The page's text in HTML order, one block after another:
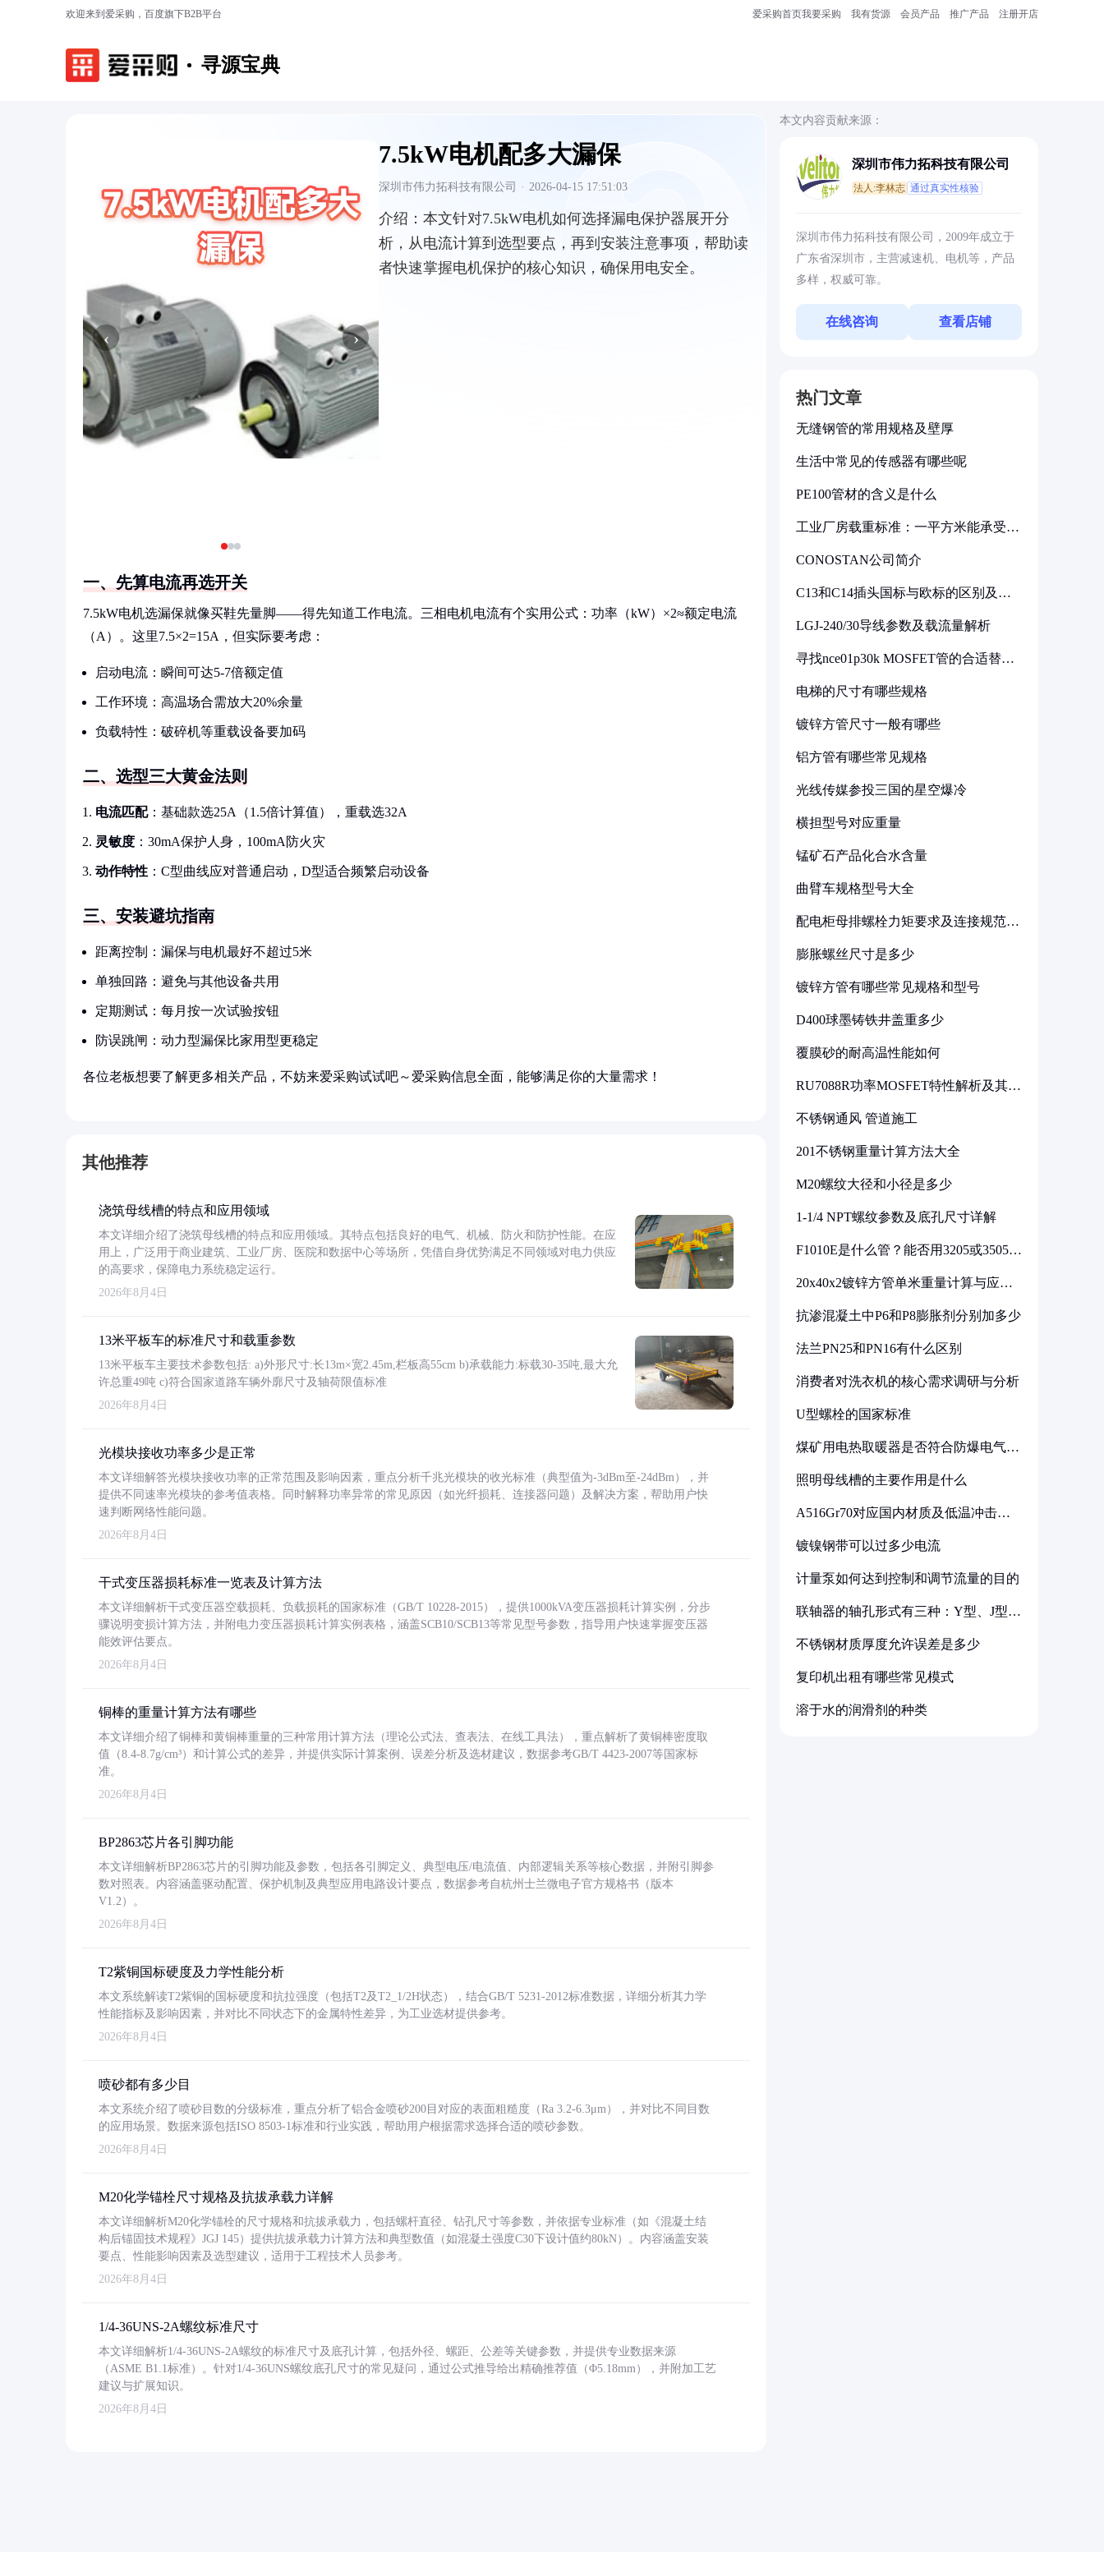
欢迎来到爱采购，百度旗下B2B平台 爱采购首页我要采购 我有货源 会员产品 推广产品 注册开店
寻源宝典
‹ ›
7.5kW电机配多大漏保
深圳市伟力拓科技有限公司 · 2026-04-15 17:51:03
介绍： 本文针对7.5kW电机如何选择漏电保护器展开分
析，从电流计算到选型要点，再到安装注意事项，帮助读
者快速掌握电机保护的核心知识，确保用电安全。
一、先算电流再选开关
7.5kW电机选漏保就像买鞋先量脚——得先知道工作电流。三相电机电流有个实用公式：功率（kW）×2≈额定电流
（A）。这里7.5×2=15A，但实际要考虑：
启动电流：瞬间可达5-7倍额定值
工作环境：高温场合需放大20%余量
负载特性：破碎机等重载设备要加码
二、选型三大黄金法则
电流匹配：基础款选25A（1.5倍计算值），重载选32A
灵敏度 ：30mA保护人身，100mA防火灾
动作特性 ：C型曲线应对普通启动，D型适合频繁启动设备
三、安装避坑指南
距离控制：漏保与电机最好不超过5米
单独回路：避免与其他设备共用
定期测试：每月按一次试验按钮
防误跳闸：动力型漏保比家用型更稳定
各位老板想要了解更多相关产品，不妨来爱采购试试吧～爱采购信息全面，能够满足你的大量需求！
其他推荐
浇筑母线槽的特点和应用领域
本文详细介绍了浇筑母线槽的特点和应用领域。其特点包括良好的电气、机械、防火和防护性能。在应
用上，广泛用于商业建筑、工业厂房、医院和数据中心等场所，凭借自身优势满足不同领域对电力供应
的高要求，保障电力系统稳定运行。
2026年8月4日
13米平板车的标准尺寸和载重参数
13米平板车主要技术参数包括: a)外形尺寸:长13m×宽2.45m,栏板高55cm b)承载能力:标载30-35吨,最大允
许总重49吨 c)符合国家道路车辆外廓尺寸及轴荷限值标准
2026年8月4日
光模块接收功率多少是正常
本文详细解答光模块接收功率的正常范围及影响因素，重点分析千兆光模块的收光标准（典型值为-3dBm至-24dBm），并
提供不同速率光模块的参考值表格。同时解释功率异常的常见原因（如光纤损耗、连接器问题）及解决方案，帮助用户快
速判断网络性能问题。
2026年8月4日
干式变压器损耗标准一览表及计算方法
本文详细解析干式变压器空载损耗、负载损耗的国家标准（GB/T 10228-2015），提供1000kVA变压器损耗计算实例，分步
骤说明变损计算方法，并附电力变压器损耗计算实例表格，涵盖SCB10/SCB13等常见型号参数，指导用户快速掌握变压器
能效评估要点。
2026年8月4日
铜棒的重量计算方法有哪些
本文详细介绍了铜棒和黄铜棒重量的三种常用计算方法（理论公式法、查表法、在线工具法），重点解析了黄铜棒密度取
值（8.4-8.7g/cm³）和计算公式的差异，并提供实际计算案例、误差分析及选材建议，数据参考GB/T 4423-2007等国家标
准。
2026年8月4日
BP2863芯片各引脚功能
本文详细解析BP2863芯片的引脚功能及参数，包括各引脚定义、典型电压/电流值、内部逻辑关系等核心数据，并附引脚参
数对照表。内容涵盖驱动配置、保护机制及典型应用电路设计要点，数据参考自杭州士兰微电子官方规格书（版本
V1.2）。
2026年8月4日
T2紫铜国标硬度及力学性能分析
本文系统解读T2紫铜的国标硬度和抗拉强度（包括T2及T2_1/2H状态），结合GB/T 5231-2012标准数据，详细分析其力学
性能指标及影响因素，并对比不同状态下的金属特性差异，为工业选材提供参考。
2026年8月4日
喷砂都有多少目
本文系统介绍了喷砂目数的分级标准，重点分析了铝合金喷砂200目对应的表面粗糙度（Ra 3.2-6.3μm），并对比不同目数
的应用场景。数据来源包括ISO 8503-1标准和行业实践，帮助用户根据需求选择合适的喷砂参数。
2026年8月4日
M20化学锚栓尺寸规格及抗拔承载力详解
本文详细解析M20化学锚栓的尺寸规格和抗拔承载力，包括螺杆直径、钻孔尺寸等参数，并依据专业标准（如《混凝土结
构后锚固技术规程》JGJ 145）提供抗拔承载力计算方法和典型数值（如混凝土强度C30下设计值约80kN）。内容涵盖安装
要点、性能影响因素及选型建议，适用于工程技术人员参考。
2026年8月4日
1/4-36UNS-2A螺纹标准尺寸
本文详细解析1/4-36UNS-2A螺纹的标准尺寸及底孔计算，包括外径、螺距、公差等关键参数，并提供专业数据来源
（ASME B1.1标准）。针对1/4-36UNS螺纹底孔尺寸的常见疑问，通过公式推导给出精确推荐值（Φ5.18mm），并附加工艺
建议与扩展知识。
2026年8月4日
本文内容贡献来源：
深圳市伟力拓科技有限公司
法人:李林志 通过真实性核验
深圳市伟力拓科技有限公司，2009年成立于
广东省深圳市，主营减速机、电机等，产品
多样，权威可靠。
在线咨询 查看店铺
热门文章
无缝钢管的常用规格及壁厚
生活中常见的传感器有哪些呢
PE100管材的含义是什么
工业厂房载重标准：一平方米能承受多
CONOSTAN公司简介
C13和C14插头国标与欧标的区别及其
LGJ-240/30导线参数及载流量解析
寻找nce01p30k MOSFET管的合适替代
电梯的尺寸有哪些规格
镀锌方管尺寸一般有哪些
铝方管有哪些常见规格
光线传媒参投三国的星空爆冷
横担型号对应重量
锰矿石产品化合水含量
曲臂车规格型号大全
配电柜母排螺栓力矩要求及连接规范详
膨胀螺丝尺寸是多少
镀锌方管有哪些常见规格和型号
D400球墨铸铁井盖重多少
覆膜砂的耐高温性能如何
RU7088R功率MOSFET特性解析及其在
不锈钢通风 管道施工
201不锈钢重量计算方法大全
M20螺纹大径和小径是多少
1-1/4 NPT螺纹参数及底孔尺寸详解
F1010E是什么管？能否用3205或3505代
20x40x2镀锌方管单米重量计算与应用
抗渗混凝土中P6和P8膨胀剂分别加多少
法兰PN25和PN16有什么区别
消费者对洗衣机的核心需求调研与分析
U型螺栓的国家标准
煤矿用电热取暖器是否符合防爆电气设
照明母线槽的主要作用是什么
A516Gr70对应国内材质及低温冲击要
镀镍钢带可以过多少电流
计量泵如何达到控制和调节流量的目的
联轴器的轴孔形式有三种：Y型、J型、
不锈钢材质厚度允许误差是多少
复印机出租有哪些常见模式
溶于水的润滑剂的种类